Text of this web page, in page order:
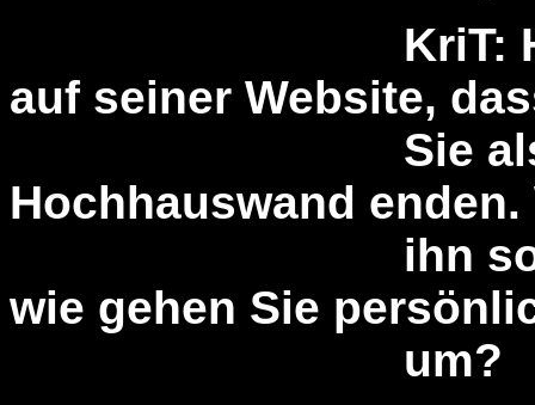
KriT: H.M.
auf seiner Website,
Sie als
Hochhauswand enden.
ihn so
wie gehen Sie
um?